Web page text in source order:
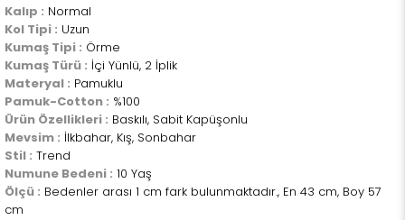
Kalıp : Normal
Kol Tipi : Uzun
Kumaş Tipi : Örme
Kumaş Türü : İçi Yünlü, 2 İplik
Materyal : Pamuklu
Pamuk-Cotton : %100
Ürün Özellikleri : Baskılı, Sabit Kapüşonlu
Mevsim : İlkbahar, Kış, Sonbahar
Stil : Trend
Numune Bedeni : 10 Yaş
Ölçü : Bedenler arası 1 cm fark bulunmaktadır., En 43 cm, Boy 57
cm